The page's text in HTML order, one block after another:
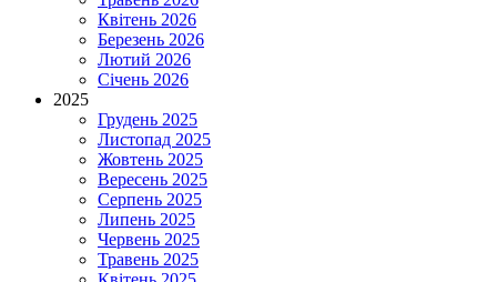
Квітень 2026
Березень 2026
Лютий 2026
Січень 2026
2025
Грудень 2025
Листопад 2025
Жовтень 2025
Вересень 2025
Серпень 2025
Липень 2025
Червень 2025
Травень 2025